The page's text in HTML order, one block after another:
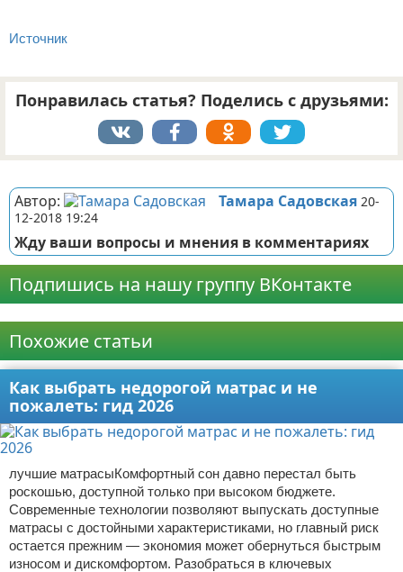
Источник
Понравилась статья? Поделись с друзьями:
Автор: Тамара Садовская 20-
12-2018 19:24
Жду ваши вопросы и мнения в комментариях
Подпишись на нашу группу ВКонтакте
Похожие статьи
Как выбрать недорогой матрас и не
пожалеть: гид 2026
лучшие матрасыКомфортный сон давно перестал быть
роскошью, доступной только при высоком бюджете.
Современные технологии позволяют выпускать доступные
матрасы с достойными характеристиками, но главный риск
остается прежним — экономия может обернуться быстрым
износом и дискомфортом. Разобраться в ключевых